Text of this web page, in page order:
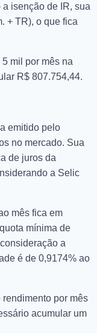
isenção de IR, sua
+ TR), o que fica
mil por mês na
R$ 807.754,44.
emitido pelo
no mercado. Sua
de juros da
a Selic
mês fica em
mínima de
a
é de 0,9174% ao
por mês
acumular um